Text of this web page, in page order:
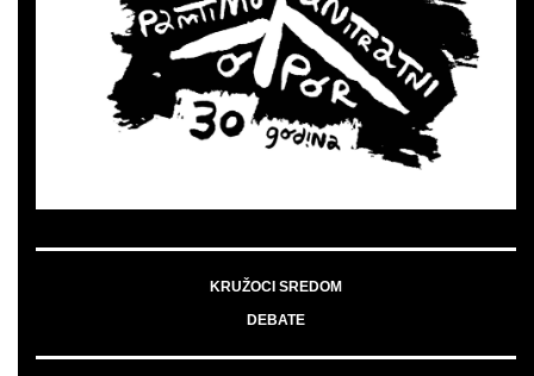
KRUŽOCI SREDOM
DEBATE